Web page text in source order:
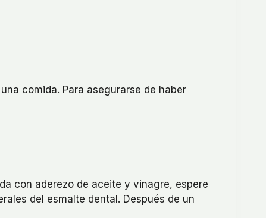
comida. Para asegurarse de haber
con aderezo de aceite y vinagre, espere
del esmalte dental. Después de un